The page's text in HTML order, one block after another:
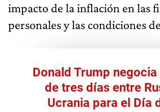
impacto de la inflación en las
personales y las condiciones
Donald Trump
de tres días entre
Ucrania para el Día